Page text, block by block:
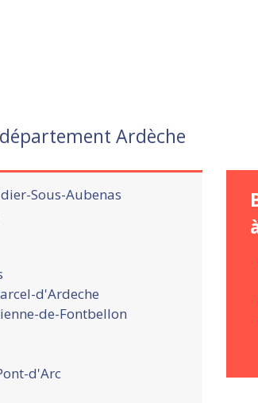
Ardèche
Sous-Aubenas
d'Ardeche
de-Fontbellon
d'Arc